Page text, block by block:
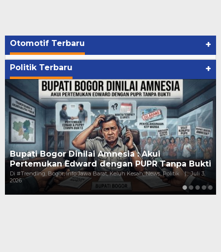
Otomotif Terbaru +
Politik Terbaru +
Bupati Bogor Dinilai Amnesia : Akui
Pertemukan Edward dengan PUPR Tanpa Bukti
Di #Trending, Bogor, Info Jawa Barat, Keluh Kesah, News, Politik |
Juli 3,
2026